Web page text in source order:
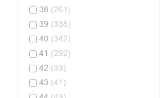
38 (261)
39 (338)
40 (342)
41 (292)
42 (33)
43 (41)